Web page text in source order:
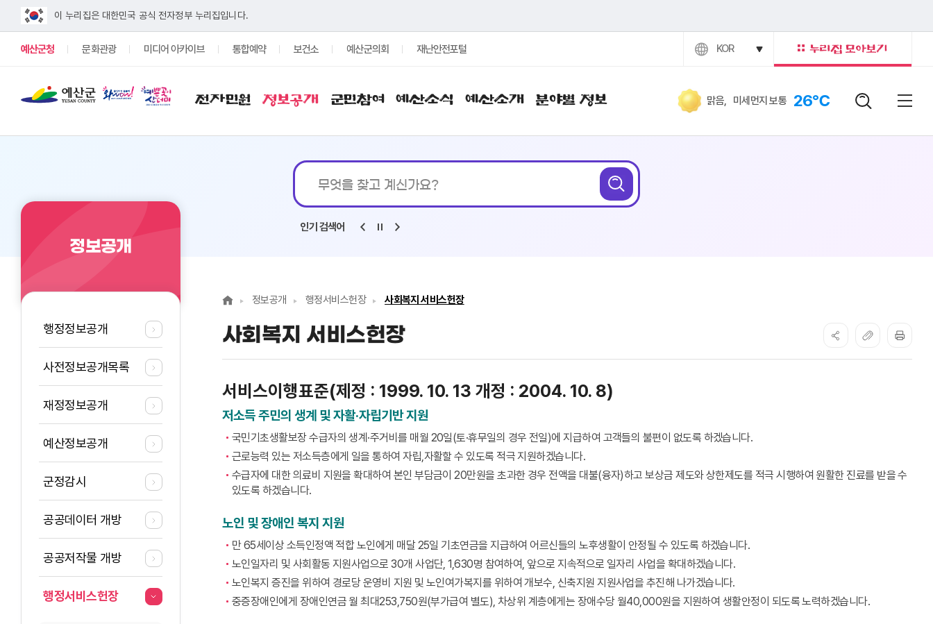
이 누리집은 대한민국 공식 전자정부 누리집입니다.
예산군청 문화관광 미디어 아카이브 통합예약 보건소 예산군의회 재난안전포털 KOR
맑음, 미세먼지 보통 26℃
검색어
전자민원 정보공개 군민참여 예산소식 예산소개 분야별 정보
통합검색
계신가요?
검색
인기 검색어
정보공개
행정정보공개
사전정보공개목록
재정정보공개
예산정보공개
군정감시
공공데이터 개방
공공저작물 개방
행정서비스헌장
정보공개 행정서비스헌장 사회복지 서비스헌장
사회복지 서비스헌장
서비스이행표준(제정 : 1999. 10. 13 개정 : 2004. 10. 8)
저소득 주민의 생계 및 자활·자립기반 지원
국민기초생활보장 수급자의 생계·주거비를 매월 20일(토·휴무일의 경우 전일)에 지급하여 고객들의 불편이 없도록 하겠습니다.
근로능력 있는 저소득층에게 일을 통하여 자립,자활할 수 있도록 적극 지원하겠습니다.
수급자에 대한 의료비 지원을 확대하여 본인 부담금이 20만원을 초과한 경우 전액을 대불(융자)하고 보상금 제도와 상한제도를 적극 시행하여 원활한 진료를 받을 수
있도록 하겠습니다.
노인 및 장애인 복지 지원
만 65세이상 소득인정액 적합 노인에게 매달 25일 기초연금을 지급하여 어르신들의 노후생활이 안정될 수 있도록 하겠습니다.
노인일자리 및 사회활동 지원사업으로 30개 사업단, 1,630명 참여하여, 앞으로 지속적으로 일자리 사업을 확대하겠습니다.
노인복지 증진을 위하여 경로당 운영비 지원 및 노인여가복지를 위하여 개보수, 신축지원 지원사업을 추진해 나가겠습니다.
중증장애인에게 장애인연금 월 최대253,750원(부가급여 별도), 차상위 계층에게는 장애수당 월40,000원을 지원하여 생활안정이 되도록 노력하겠습니다.